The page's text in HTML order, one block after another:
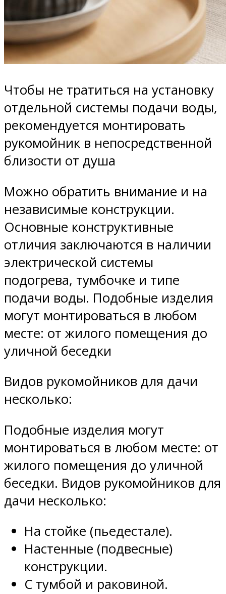
Чтобы не тратиться на установку
отдельной системы подачи воды,
рекомендуется монтировать
рукомойник в непосредственной
близости от душа
Можно обратить внимание и на
независимые конструкции.
Основные конструктивные
отличия заключаются в наличии
электрической системы
подогрева, тумбочке и типе
подачи воды. Подобные изделия
могут монтироваться в любом
месте: от жилого помещения до
уличной беседки
Видов рукомойников для дачи
несколько:
Подобные изделия могут
монтироваться в любом месте: от
жилого помещения до уличной
беседки. Видов рукомойников для
дачи несколько:
На стойке (пьедестале).
Настенные (подвесные)
конструкции.
С тумбой и раковиной.